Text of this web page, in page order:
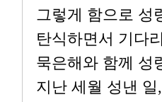
그렇게 함으로 성
탄식하면서 기다
묵은해와 함께 성
지난 세월 성낸